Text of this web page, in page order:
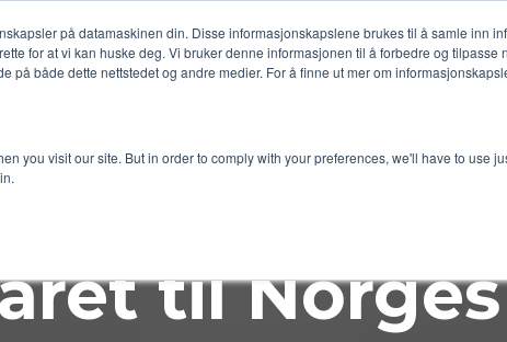
på datamaskinen din. Disse informasjonskapslene brukes til å samle inn
for at vi kan huske deg. Vi bruker denne informasjonen til å forbedre og tilpasse
på både dette nettstedet og andre medier. For å finne ut mer om
you visit our site. But in order to comply with your preferences, we'll have to use
Prosjekter Karriere Kurs Om oss
til